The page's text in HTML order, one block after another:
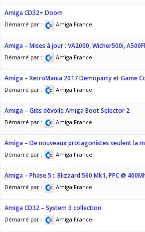
Amiga CD32+ Doom
Démarré par : Amiga France
Amiga – Mises à jour : VA2000, Wicher500i,
Démarré par : Amiga France
Amiga – RetroMania 2017 Demoparty et Game
Démarré par : Amiga France
Amiga – Gibs dévoile Amiga Boot Selector 2
Démarré par : Amiga France
Amiga – De nouveaux protagonistes veulent la
Démarré par : Amiga France
Amiga – Phase 5 :: Blizzard 560 Mk1, PPC @
Démarré par : Amiga France
Amiga CD32 – System 3 collection
Démarré par : Amiga France